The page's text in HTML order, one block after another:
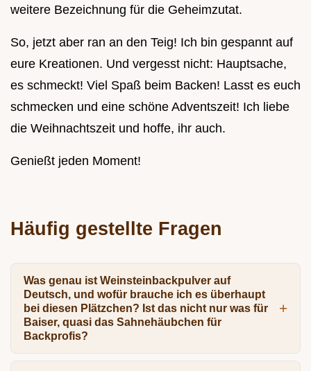
weitere Bezeichnung für die Geheimzutat.
So, jetzt aber ran an den Teig! Ich bin gespannt auf
eure Kreationen. Und vergesst nicht: Hauptsache,
es schmeckt! Viel Spaß beim Backen! Lasst es euch
schmecken und eine schöne Adventszeit! Ich liebe
die Weihnachtszeit und hoffe, ihr auch.
Genießt jeden Moment!
Häufig gestellte Fragen
Was genau ist Weinsteinbackpulver auf
Deutsch, und wofür brauche ich es überhaupt
bei diesen Plätzchen? Ist das nicht nur was für
Baiser, quasi das Sahnehäubchen für
Backprofis?